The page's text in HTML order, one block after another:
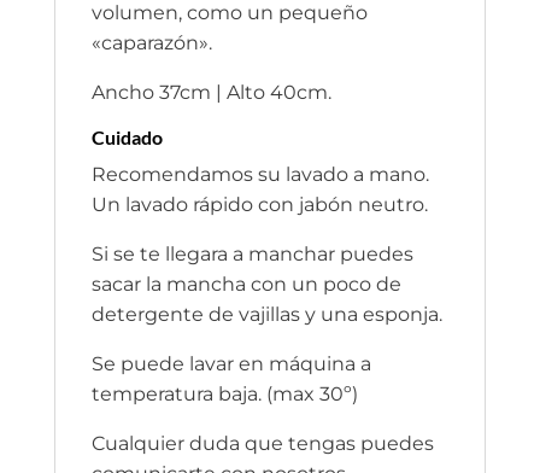
volumen, como un pequeño
«caparazón».
Ancho 37cm | Alto 40cm.
Cuidado
Recomendamos su lavado a mano.
Un lavado rápido con jabón neutro.
Si se te llegara a manchar puedes
sacar la mancha con un poco de
detergente de vajillas y una esponja.
Se puede lavar en máquina a
temperatura baja. (max 30º)
Cualquier duda que tengas puedes